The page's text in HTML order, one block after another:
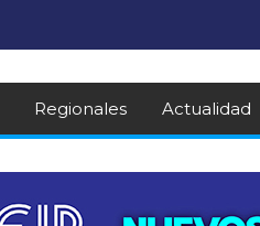
Regionales Actualidad